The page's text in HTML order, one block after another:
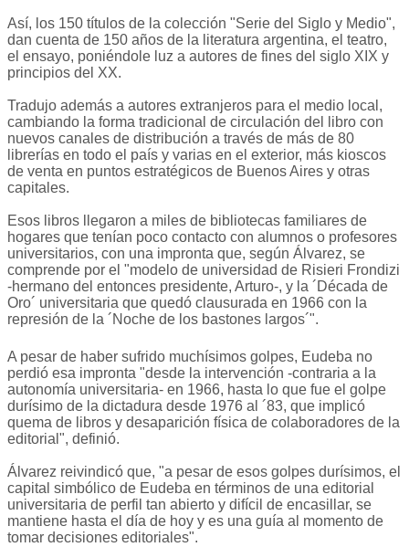
Así, los 150 títulos de la colección "Serie del Siglo y Medio",
dan cuenta de 150 años de la literatura argentina, el teatro,
el ensayo, poniéndole luz a autores de fines del siglo XIX y
principios del XX.
Tradujo además a autores extranjeros para el medio local,
cambiando la forma tradicional de circulación del libro con
nuevos canales de distribución a través de más de 80
librerías en todo el país y varias en el exterior, más kioscos
de venta en puntos estratégicos de Buenos Aires y otras
capitales.
Esos libros llegaron a miles de bibliotecas familiares de
hogares que tenían poco contacto con alumnos o profesores
universitarios, con una impronta que, según Álvarez, se
comprende por el "modelo de universidad de Risieri Frondizi
-hermano del entonces presidente, Arturo-, y la ´Década de
Oro´ universitaria que quedó clausurada en 1966 con la
represión de la ´Noche de los bastones largos´".
A pesar de haber sufrido muchísimos golpes, Eudeba no
perdió esa impronta "desde la intervención -contraria a la
autonomía universitaria- en 1966, hasta lo que fue el golpe
durísimo de la dictadura desde 1976 al ´83, que implicó
quema de libros y desaparición física de colaboradores de la
editorial", definió.
Álvarez reivindicó que, "a pesar de esos golpes durísimos, el
capital simbólico de Eudeba en términos de una editorial
universitaria de perfil tan abierto y difícil de encasillar, se
mantiene hasta el día de hoy y es una guía al momento de
tomar decisiones editoriales".